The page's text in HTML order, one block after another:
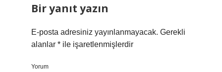
Bir yanıt yazın
E-posta adresiniz yayınlanmayacak. Gerekli
alanlar * ile işaretlenmişlerdir
Yorum